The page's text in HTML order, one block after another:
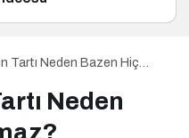
Tartı Neden Bazen Hiç
Neden